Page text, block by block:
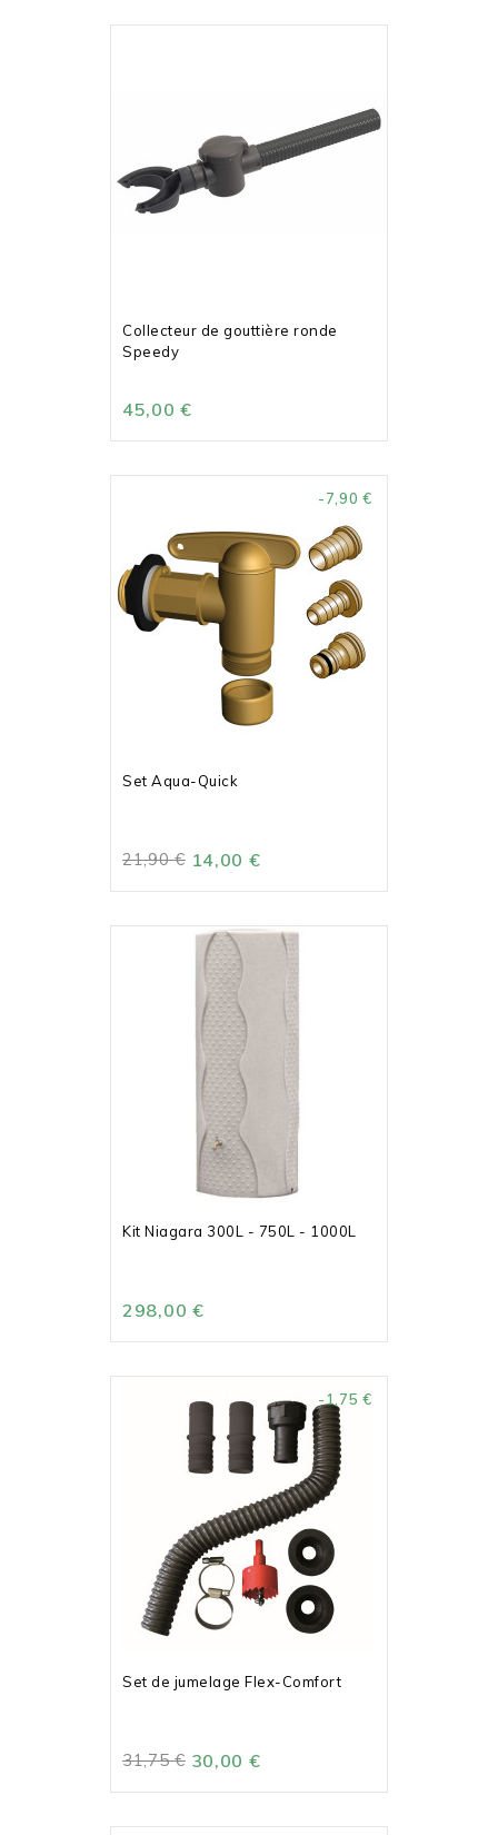
Collecteur de gouttière ronde
Speedy
45,00 €
Set Aqua-Quick
21,90 €
-7,90 €
14,00 €
Kit Niagara 300L - 750L - 1000L
298,00 €
Set de jumelage Flex-Comfort
31,75 €
-1,75 €
30,00 €